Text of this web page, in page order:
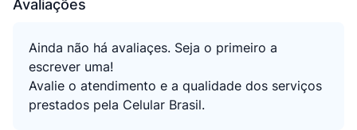
Avaliações
Ainda não há avaliaçes. Seja o primeiro a
escrever uma!
Avalie o atendimento e a qualidade dos serviços
prestados pela Celular Brasil.